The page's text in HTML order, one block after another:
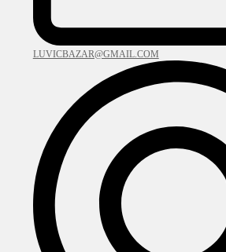
LUVICBAZAR@GMAIL.COM